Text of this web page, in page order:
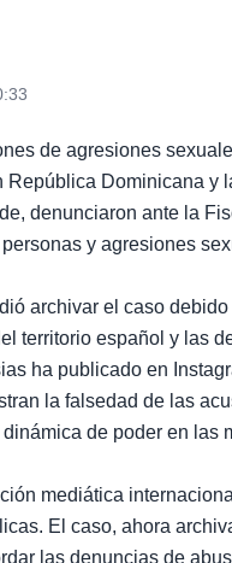
de agresiones
República Dominicana y
denunciaron ante la
y agresiones
archivar el caso
territorio español y las
ha publicado en
la falsedad de las
de poder en las
mediática
El caso, ahora
las denuncias de